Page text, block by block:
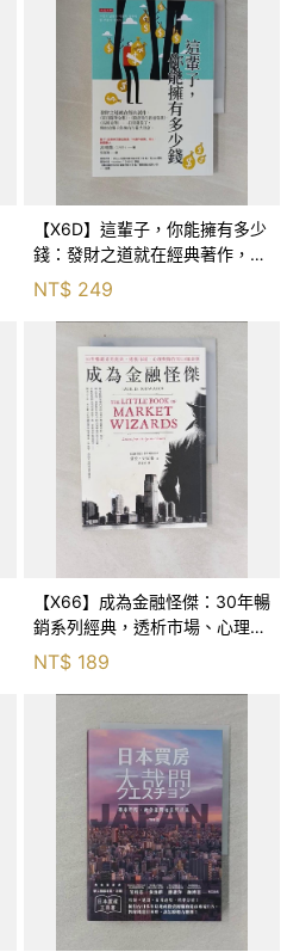
【X6D】這輩子，你能擁有多少
錢：發財之道就在經典著作，
《蒙田隨筆全集》、《窮查理的
普通常識》、《馬斯克傳》……
打開錢袋子，獲取這輩子能擁
NT$ 249
【X66】成為金融怪傑：30年暢
銷系列經典，透析市場、心理與
操作的23條金律_傑克．史瓦格,
黃嘉斌
NT$ 189